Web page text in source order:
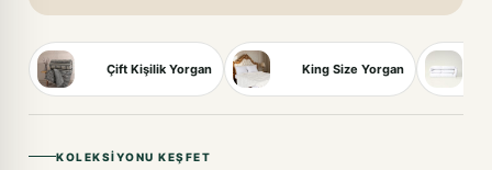
Çift Kişilik Yorgan King Size Yorgan
KOLEKSIYONU KEŞFET